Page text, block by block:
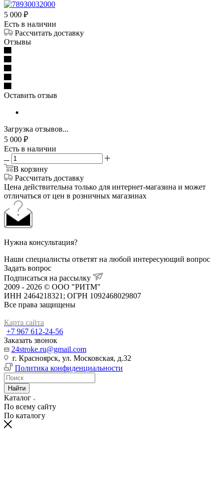
5 000 ₽
Есть в наличии
Рассчитать доставку
Отзывы
Оставить отзыв
Загрузка отзывов...
5 000 ₽
Есть в наличии
В корзину
Рассчитать доставку
Цена действительна только для интернет-магазина и может
отличаться от цен в розничных магазинах
Нужна консультация?
Наши специалисты ответят на любой интересующий вопрос
Задать вопрос
Подписаться на рассылку
2009 - 2026 © ООО "РИТМ"
ИНН 2464218321; ОГРН 1092468029807
Все права защищены
Карта сайта
+7 967 612-24-56
Заказать звонок
24stroke.ru@gmail.com
г. Красноярск, ул. Московская, д.32
Политика конфиденциальности
Найти
Каталог
По всему сайту
По каталогу